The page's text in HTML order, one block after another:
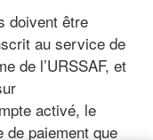
doivent être
au service de
de l’URSSAF, et
activé, le
de paiement que